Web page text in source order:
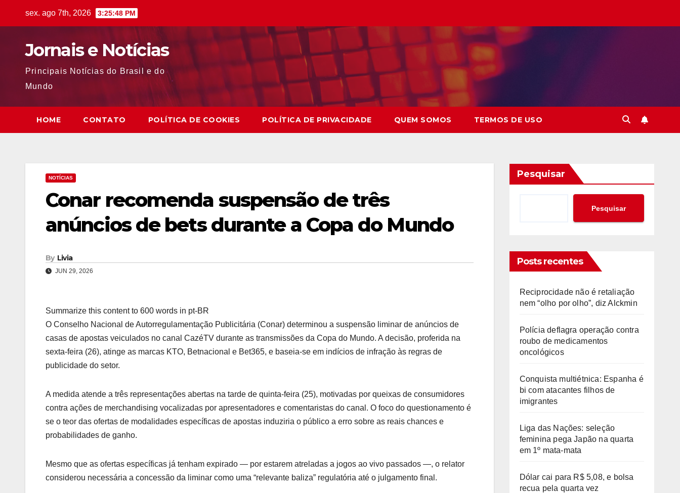
sex. ago 7th, 2026 3:25:49 PM
Jornais e Notícias
Principais Notícias do Brasil e do
Mundo
HOME CONTATO POLÍTICA DE COOKIES POLÍTICA DE PRIVACIDADE QUEM SOMOS TERMOS DE USO
NOTÍCIAS
Conar recomenda suspensão de três
anúncios de bets durante a Copa do Mundo
By Livia
JUN 29, 2026
Summarize this content to 600 words in pt-BR
O Conselho Nacional de Autorregulamentação Publicitária (Conar) determinou a suspensão liminar de anúncios de
casas de apostas veiculados no canal CazéTV durante as transmissões da Copa do Mundo. A decisão, proferida na
sexta-feira (26), atinge as marcas KTO, Betnacional e Bet365, e baseia-se em indícios de infração às regras de
publicidade do setor.
A medida atende a três representações abertas na tarde de quinta-feira (25), motivadas por queixas de consumidores
contra ações de merchandising vocalizadas por apresentadores e comentaristas do canal. O foco do questionamento é
se o teor das ofertas de modalidades específicas de apostas induziria o público a erro sobre as reais chances e
probabilidades de ganho.
Mesmo que as ofertas específicas já tenham expirado — por estarem atreladas a jogos ao vivo passados —, o relator
considerou necessária a concessão da liminar como uma “relevante baliza” regulatória até o julgamento final.
Pesquisar
Pesquisar
Posts recentes
Reciprocidade não é retaliação
nem “olho por olho”, diz Alckmin
Polícia deflagra operação contra
roubo de medicamentos
oncológicos
Conquista multiétnica: Espanha é
bi com atacantes filhos de
imigrantes
Liga das Nações: seleção
feminina pega Japão na quarta
em 1º mata-mata
Dólar cai para R$ 5,08, e bolsa
recua pela quarta vez